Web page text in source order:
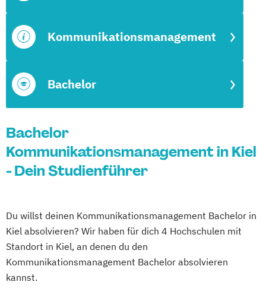
Bachelor
Kommunikationsmanagement
Bachelor
Kommunikationsmanagement in Kiel
- Dein Studienführer
Du willst deinen Kommunikationsmanagement Bachelor in
Kiel absolvieren? Wir haben für dich 4 Hochschulen mit
Standort in Kiel, an denen du den
Kommunikationsmanagement Bachelor absolvieren
kannst.